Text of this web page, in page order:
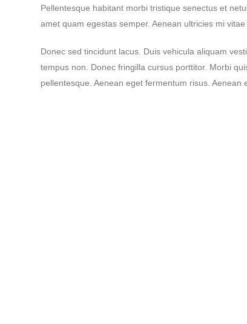
Pellentesque habitant morbi tristique senectus et
amet quam egestas semper. Aenean ultricies mi
Donec sed tincidunt lacus. Duis vehicula aliquam
tempus non. Donec fringilla cursus porttitor. Morbi
pellentesque. Aenean eget fermentum risus.